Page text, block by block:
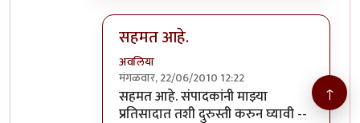
सहमत आहे.
अवलिया
मंगळवार, 22/06/2010 12:22
In reply toआतापर्यंतbyपरिकथेतील राजकुमार
सहमत आहे. संपादकांनी माझ्या
प्रतिसादात तशी दुरुस्ती करुन घ्यावी --
↑